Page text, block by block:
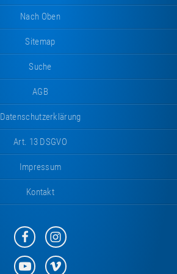
Nach Oben
Sitemap
Suche
AGB
Datenschutzerklärung
Art. 13 DSGVO
Impressum
Kontakt
Eurotramp
auf
Facebook
Eurotramp
auf
Instagram
EurotrampEurotramp